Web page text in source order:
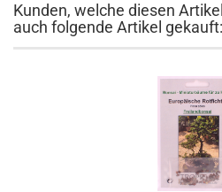
Kunden, welche diesen
auch folgende Artikel gekauft: